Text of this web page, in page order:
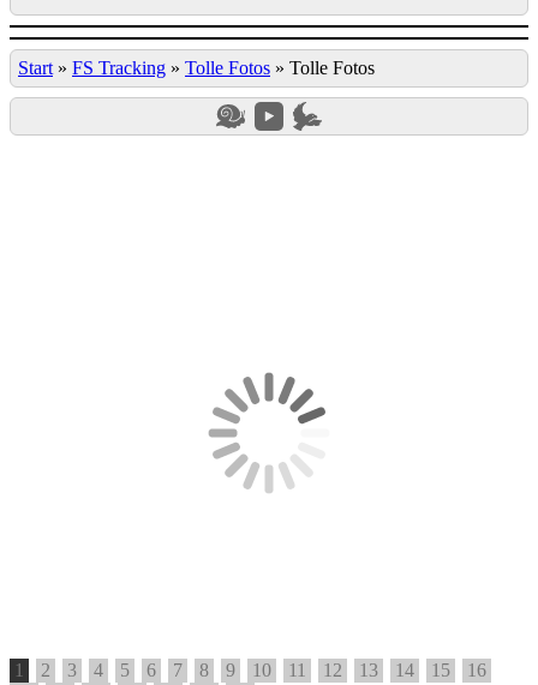
Start » FS Tracking » Tolle Fotos » Tolle Fotos
1 2 3 4 5 6 7 8 9 10 11 12 13 14 15
16